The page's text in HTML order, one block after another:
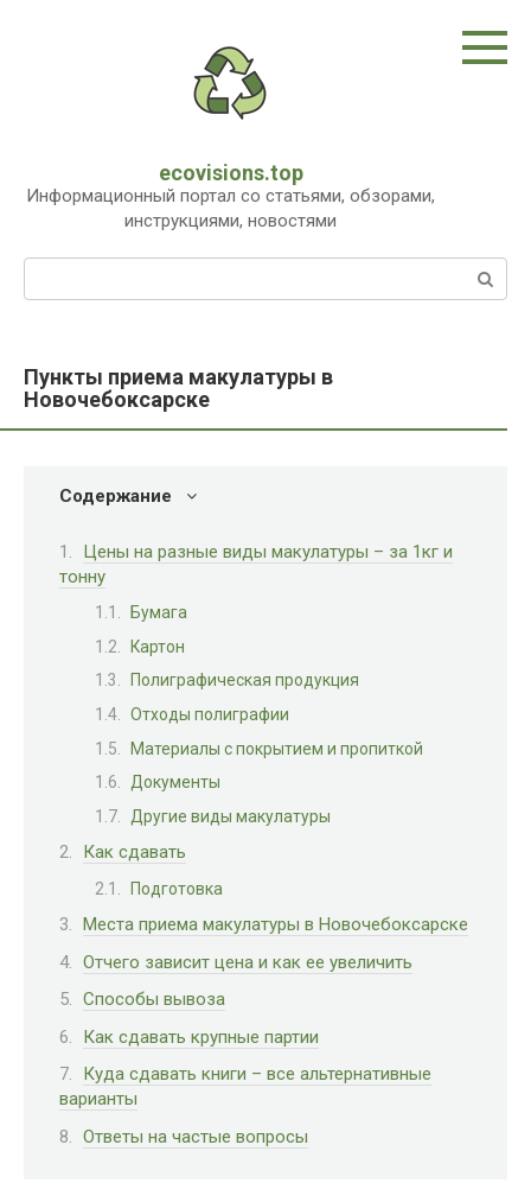
ecovisions.top
Информационный портал со статьями, обзорами,
инструкциями, новостями
Пункты приема макулатуры в
Новочебоксарске
Содержание
Цены на разные виды макулатуры – за 1кг и
тонну
Бумага
Картон
Полиграфическая продукция
Отходы полиграфии
Материалы с покрытием и пропиткой
Документы
Другие виды макулатуры
Как сдавать
Подготовка
Места приема макулатуры в Новочебоксарске
Отчего зависит цена и как ее увеличить
Способы вывоза
Как сдавать крупные партии
Куда сдавать книги – все альтернативные
варианты
Ответы на частые вопросы